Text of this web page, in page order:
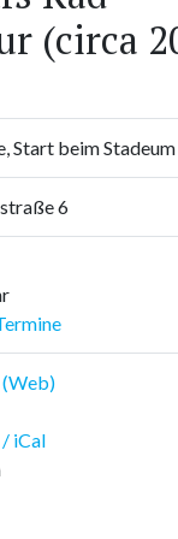
(circa
Start beim Stadeum
6
iCal